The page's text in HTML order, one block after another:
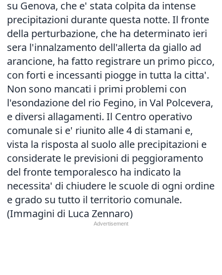
su Genova, che e' stata colpita da intense
precipitazioni durante questa notte. Il fronte
della perturbazione, che ha determinato ieri
sera l'innalzamento dell'allerta da giallo ad
arancione, ha fatto registrare un primo picco,
con forti e incessanti piogge in tutta la citta'.
Non sono mancati i primi problemi con
l'esondazione del rio Fegino, in Val Polcevera,
e diversi allagamenti. Il Centro operativo
comunale si e' riunito alle 4 di stamani e,
vista la risposta al suolo alle precipitazioni e
considerate le previsioni di peggioramento
del fronte temporalesco ha indicato la
necessita' di chiudere le scuole di ogni ordine
e grado su tutto il territorio comunale.
(Immagini di Luca Zennaro)